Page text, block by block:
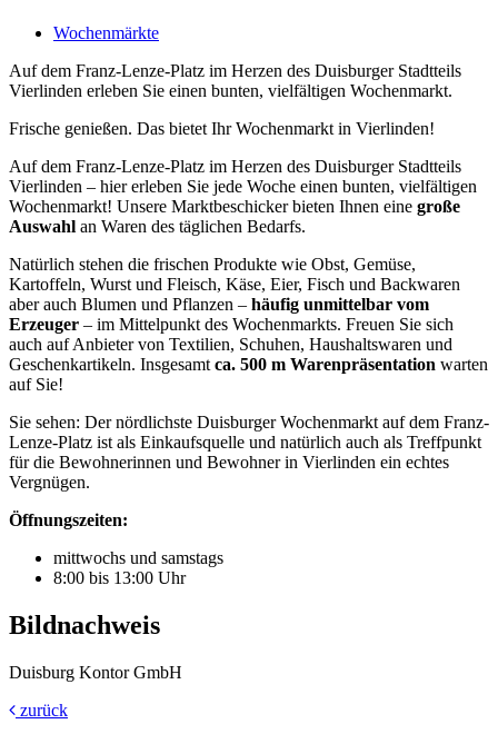
Wochenmärkte
Auf dem Franz-Lenze-Platz im Herzen des Duisburger Stadtteils
Vierlinden erleben Sie einen bunten, vielfältigen Wochenmarkt.
Frische genießen. Das bietet Ihr Wochenmarkt in Vierlinden!
Auf dem Franz-Lenze-Platz im Herzen des Duisburger Stadtteils
Vierlinden – hier erleben Sie jede Woche einen bunten, vielfältigen
Wochenmarkt! Unsere Marktbeschicker bieten Ihnen eine große
Auswahl an Waren des täglichen Bedarfs.
Natürlich stehen die frischen Produkte wie Obst, Gemüse,
Kartoffeln, Wurst und Fleisch, Käse, Eier, Fisch und Backwaren
aber auch Blumen und Pflanzen – häufig unmittelbar vom
Erzeuger – im Mittelpunkt des Wochenmarkts. Freuen Sie sich
auch auf Anbieter von Textilien, Schuhen, Haushaltswaren und
Geschenkartikeln. Insgesamt ca. 500 m Warenpräsentation warten
auf Sie!
Sie sehen: Der nördlichste Duisburger Wochenmarkt auf dem Franz-
Lenze-Platz ist als Einkaufsquelle und natürlich auch als Treffpunkt
für die Bewohnerinnen und Bewohner in Vierlinden ein echtes
Vergnügen.
Öffnungszeiten:
mittwochs und samstags
8:00 bis 13:00 Uhr
Bildnachweis
Duisburg Kontor GmbH
zurück